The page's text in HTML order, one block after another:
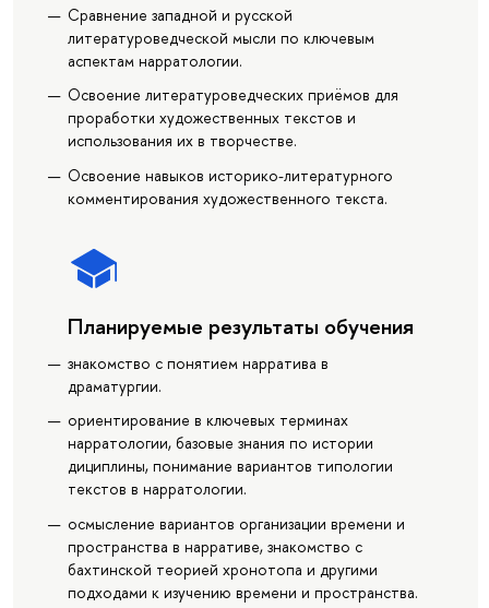
Сравнение западной и русской
литературоведческой мысли по ключевым
аспектам нарратологии.
Освоение литературоведческих приёмов для
проработки художественных текстов и
использования их в творчестве.
Освоение навыков историко-литературного
комментирования художественного текста.
Планируемые результаты обучения
знакомство с понятием нарратива в
драматургии.
ориентирование в ключевых терминах
нарратологии, базовые знания по истории
дициплины, понимание вариантов типологии
текстов в нарратологии.
осмысление вариантов организации времени и
пространства в нарративе, знакомство с
бахтинской теорией хронотопа и другими
подходами к изучению времени и пространства.